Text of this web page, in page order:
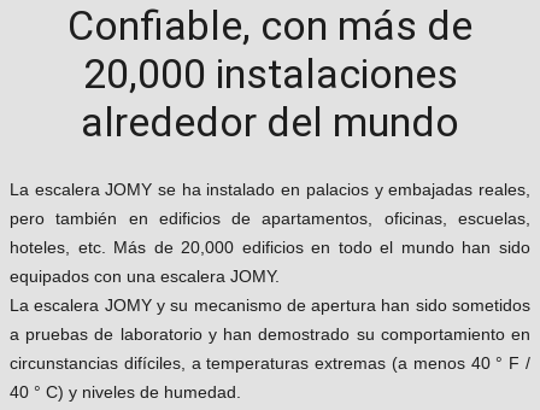
Confiable, con más de
20,000 instalaciones
alrededor del mundo
La escalera JOMY se ha instalado en palacios y embajadas reales,
pero también en edificios de apartamentos, oficinas, escuelas,
hoteles, etc. Más de 20,000 edificios en todo el mundo han sido
equipados con una escalera JOMY.
La escalera JOMY y su mecanismo de apertura han sido sometidos
a pruebas de laboratorio y han demostrado su comportamiento en
circunstancias difíciles, a temperaturas extremas (a menos 40 ° F /
40 ° C) y niveles de humedad.